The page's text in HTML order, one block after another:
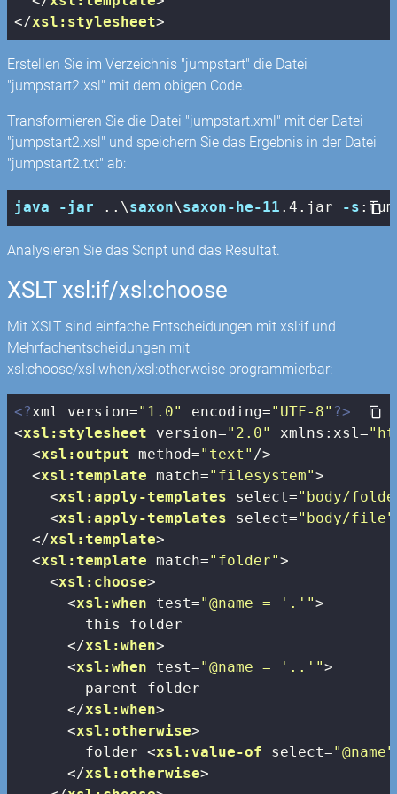
</xsl:stylesheet>
Erstellen Sie im Verzeichnis "jumpstart" die Datei
"jumpstart2.xsl" mit dem obigen Code.
Transformieren Sie die Datei "jumpstart.xml" mit der Datei
"jumpstart2.xsl" und speichern Sie das Ergebnis in der Datei
"jumpstart2.txt" ab:
java -jar ..\saxon\saxon-he-11 .4 .jar -s
Analysieren Sie das Script und das Resultat.
XSLT xsl:if/xsl:choose
Mit XSLT sind einfache Entscheidungen mit xsl:if und
Mehrfachentscheidungen mit
xsl:choose/xsl:when/xsl:otherweise programmierbar:
<?xml version="1.0" encoding="UTF-8" ?>
<xsl:stylesheet version="2.0" xmlns:xsl=
<xsl:output method="text" />
<xsl:template match="filesystem">
<xsl:apply-templates select="body/
<xsl:apply-templates select="body/file"
</xsl:template>
<xsl:template match="folder">
<xsl:choose>
<xsl:when test="@name = '.'">
        this folder
</xsl:when>
<xsl:when test="@name = '..'">
        parent folder
</xsl:when>
<xsl:otherwise>
        folder
<xsl:value-of select="@name"
</xsl:otherwise>